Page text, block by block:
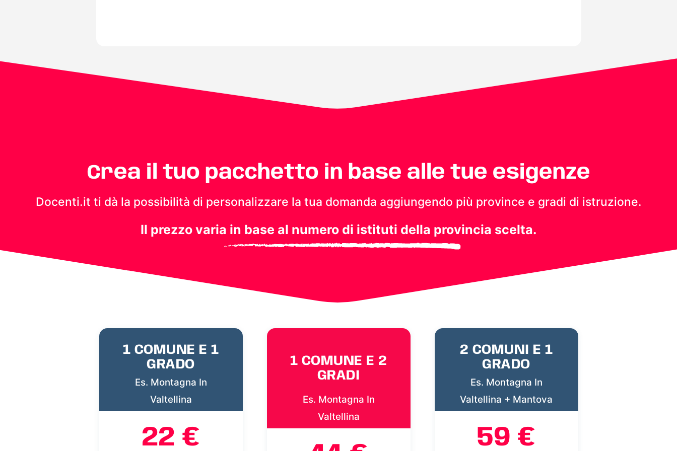
Crea il tuo pacchetto in base alle tue esigenze
Docenti.it ti dà la possibilità di personalizzare la tua domanda aggiungendo più province e gradi di istruzione.
Il prezzo varia in base al numero di istituti della provincia scelta.
1 COMUNE E 1
GRADO
Es. Montagna In
Valtellina
22 €
1 COMUNE E 2
GRADI
Es. Montagna In
Valtellina
2 COMUNI E 1
GRADO
Es. Montagna In
Valtellina + Mantova
59 €